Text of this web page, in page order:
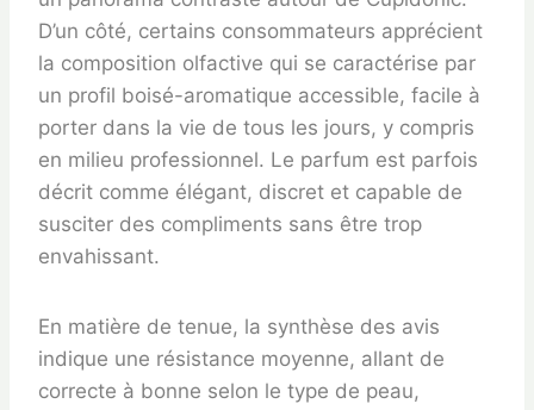
D’un côté, certains consommateurs apprécient
la composition olfactive qui se caractérise par
un profil boisé-aromatique accessible, facile à
porter dans la vie de tous les jours, y compris
en milieu professionnel. Le parfum est parfois
décrit comme élégant, discret et capable de
susciter des compliments sans être trop
envahissant.
En matière de tenue, la synthèse des avis
indique une résistance moyenne, allant de
correcte à bonne selon le type de peau,